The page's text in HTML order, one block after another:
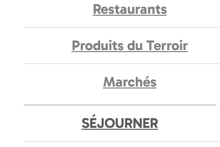
Restaurants
Produits du Terroir
Marchés
SÉJOURNER